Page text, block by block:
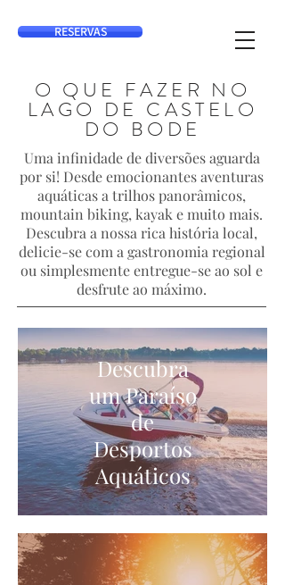
RESERVAS
O QUE FAZER NO
LAGO DE CASTELO
DO BODE
Uma infinidade de diversões aguarda
por si! Desde emocionantes aventuras
aquáticas a trilhos panorâmicos,
mountain biking, kayak e muito mais.
Descubra a nossa rica história local,
delicie-se com a gastronomia regional
ou simplesmente entregue-se ao sol e
desfrute ao máximo.
Descubra
um Paraíso
de
Desportos
Aquáticos